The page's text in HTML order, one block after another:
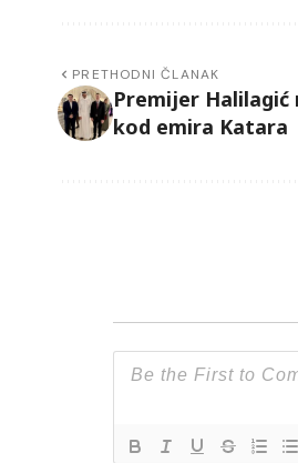
PRETHODNI ČLANAK
Premijer Halilagić
kod emira Katara